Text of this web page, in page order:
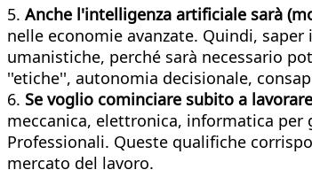
5. Anche l'intelligenza artificiale sarà
nelle economie avanzate. Quindi,
umanistiche, perché sarà necessario
''etiche'', autonomia decisionale,
6. Se voglio cominciare subito a
meccanica, elettronica, informatica
Professionali. Queste qualifiche
mercato del lavoro.